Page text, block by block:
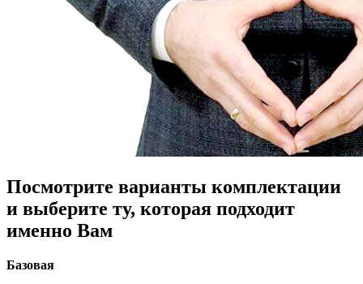
Посмотрите варианты комплектации
и выберите ту, которая подходит
именно Вам
Базовая